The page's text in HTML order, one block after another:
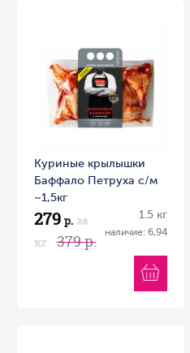
Куриные крылышки
Баффало Петруха с/м
~1,5кг
279 р. за
кг
379 р.
1.5 кг
наличие: 6,94